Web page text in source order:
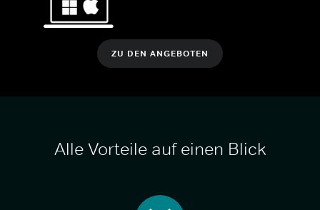
ZU DEN ANGEBOTEN
Alle Vorteile auf einen Blick